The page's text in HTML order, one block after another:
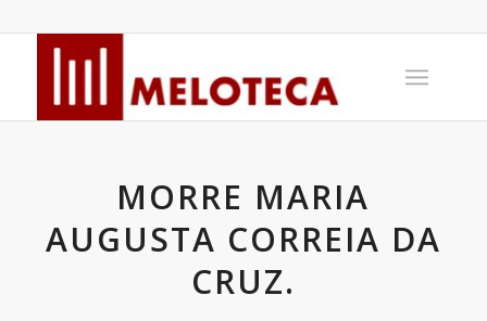
MORRE MARIA
AUGUSTA CORREIA DA
CRUZ.